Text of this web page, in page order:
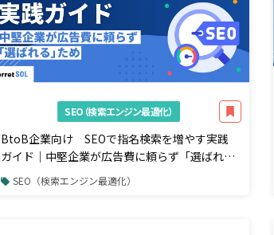
SEO（検索エンジン最適化）
BtoB企業向け SEOで指名検索を増やす実践
ガイド｜中堅企業が広告費に頼らず「選ばれ
る」ための戦略と工程
SEO（検索エンジン最適化）